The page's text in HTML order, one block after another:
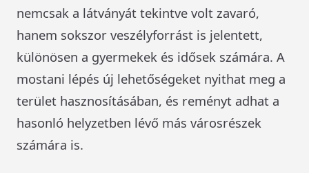
nemcsak a látványát tekintve volt zavaró,
hanem sokszor veszélyforrást is jelentett,
különösen a gyermekek és idősek számára. A
mostani lépés új lehetőségeket nyithat meg a
terület hasznosításában, és reményt adhat a
hasonló helyzetben lévő más városrészek
számára is.